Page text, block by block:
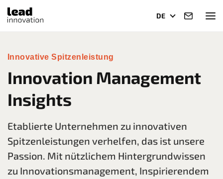
DE
Innovative Spitzenleistung
Innovation Management
Insights
Etablierte Unternehmen zu innovativen
Spitzenleistungen verhelfen, das ist unsere
Passion. Mit nützlichem Hintergrundwissen
zu Innovationsmanagement, Inspirierendem